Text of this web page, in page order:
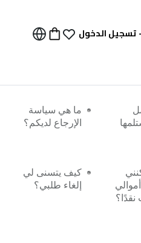
-تسجيل الدخول
ما هي سياسة
الإرجاع لديكم؟
نقدًا؟
كيف يتسنى لي
إلغاء طلبي؟